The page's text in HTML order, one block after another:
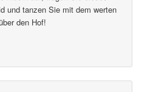
und tanzen Sie mit dem werten
den Hof!